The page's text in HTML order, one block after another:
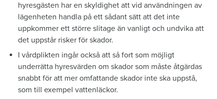
hyresgästen har en skyldighet att vid användningen av
lägenheten handla på ett sådant sätt att det inte
uppkommer ett större slitage än vanligt och undvika att
det uppstår risker för skador.
I vårdplikten ingår också att så fort som möjligt
underrätta hyresvärden om skador som måste åtgärdas
snabbt för att mer omfattande skador inte ska uppstå,
som till exempel vattenläckor.